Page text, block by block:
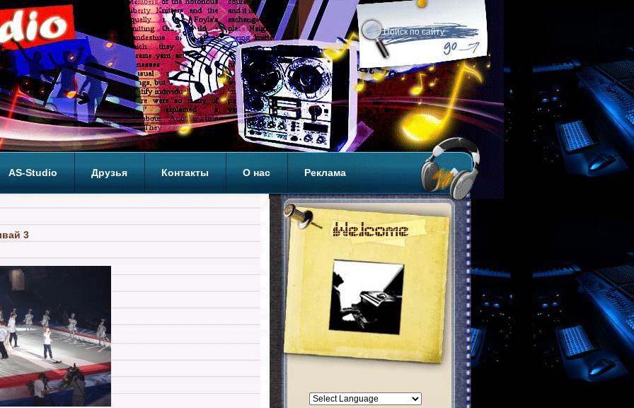
AS-Studio Друзья Контакты О нас Реклама
3